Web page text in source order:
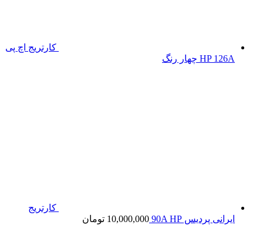
کارتریج اچ پی
HP 126A چهار رنگ
کارتریج
ایرانی پردیس 90A HP
10,000,000 تومان